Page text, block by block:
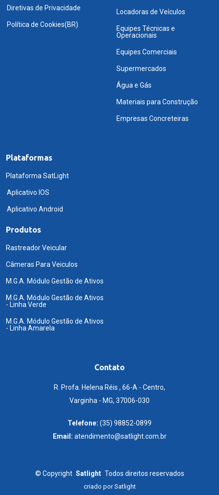
Diretivas de Privacidade
Política de Cookies(BR)
Locadoras de Veículos
Equipes Técnicas e
Operacionais
Equipes Comerciais
Supermercados
Água e Gás
Materiais para Construção
Empresas Concreteiras
Plataformas
Plataforma SatLight
Aplicativo IOS
Aplicativo Android
Produtos
Rastreador Veicular
Câmeras Para Veiculos
M.G.A. Módulo Gestão de Ativos
M.G.A. Módulo Gestão de Ativos
- Linha Verde
M.G.A. Módulo Gestão de Ativos
- Linha Amarela
Contato
R. Profa. Helena Réis , 66-A - Centro,
Varginha - MG, 37006-030
Telefone: (35) 98852-0899
Email: atendimento@satlight.com.br
© Copyright Satlight Todos direitos reservados
criado porSatlight